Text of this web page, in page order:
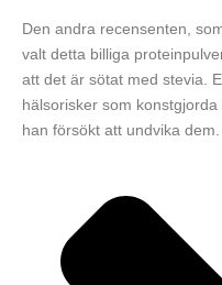
Den andra recensenten,
valt detta billiga
att det är sötat med stevia.
hälsorisker som
han försökt att undvika dem.